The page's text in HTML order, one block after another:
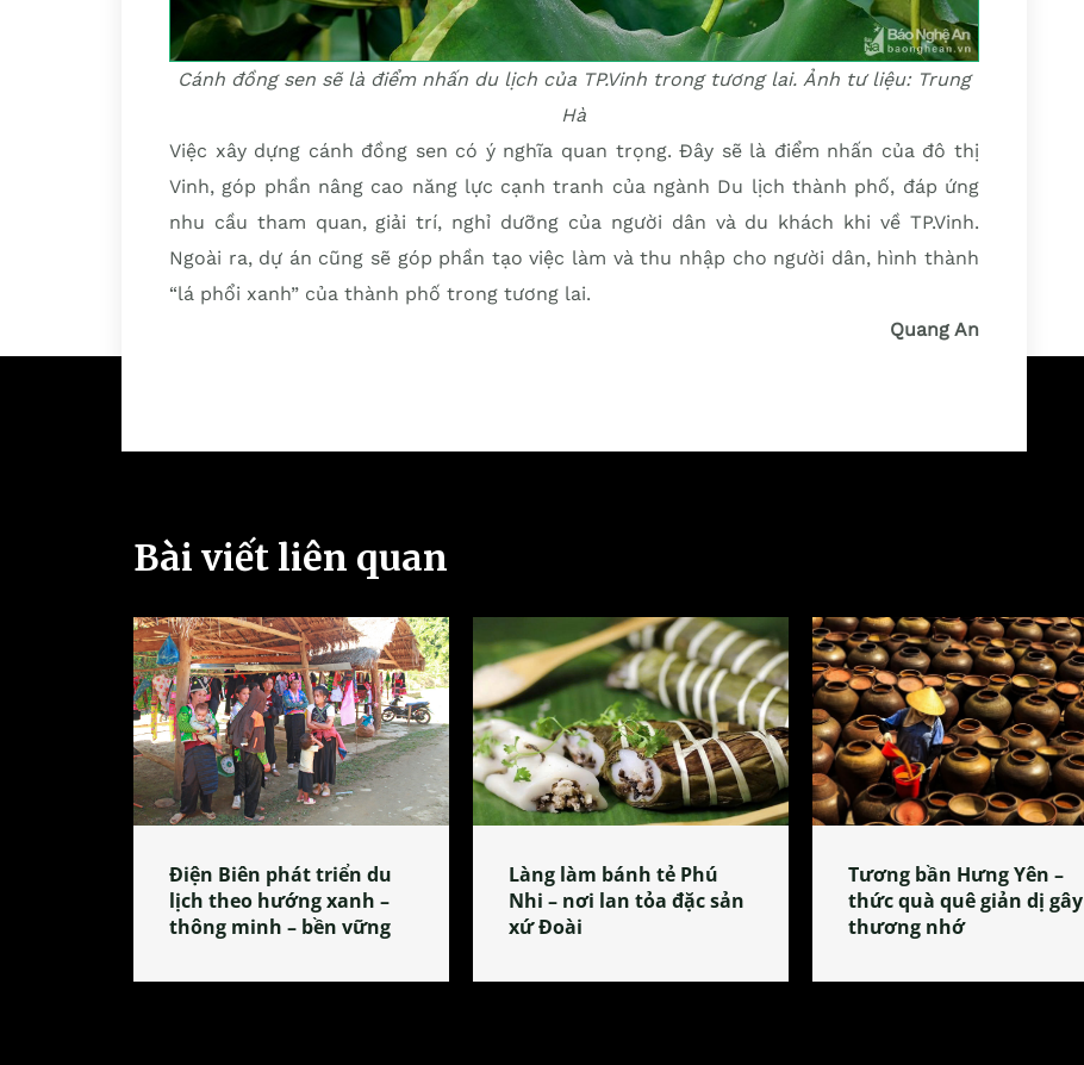
Cánh đồng sen sẽ là điểm nhấn du lịch của TP.Vinh trong tương lai. Ảnh tư liệu: Trung
Hà
Việc xây dựng cánh đồng sen có ý nghĩa quan trọng. Đây sẽ là điểm nhấn của đô thị
Vinh, góp phần nâng cao năng lực cạnh tranh của ngành Du lịch thành phố, đáp ứng
nhu cầu tham quan, giải trí, nghỉ dưỡng của người dân và du khách khi về TP.Vinh.
Ngoài ra, dự án cũng sẽ góp phần tạo việc làm và thu nhập cho người dân, hình thành
“lá phổi xanh” của thành phố trong tương lai.
Quang An
Bài viết liên quan
Điện Biên phát triển du
lịch theo hướng xanh –
thông minh – bền vững
Làng làm bánh tẻ Phú
Nhi – nơi lan tỏa đặc sản
xứ Đoài
Tương bần Hưng Yên –
thức quà quê giản dị gây
thương nhớ